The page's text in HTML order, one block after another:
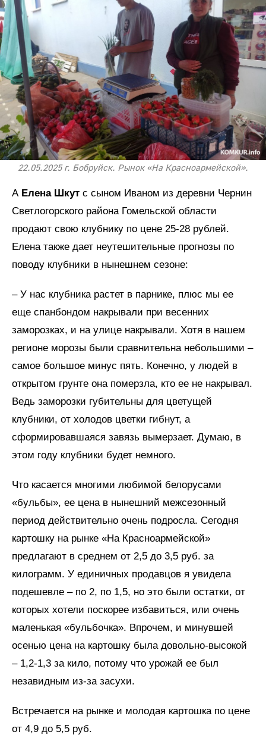
22.05.2025 г. Бобруйск. Рынок «На Красноармейской».
А Елена Шкут с сыном Иваном из деревни Чернин
Светлогорского района Гомельской области
продают свою клубнику по цене 25-28 рублей.
Елена также дает неутешительные прогнозы по
поводу клубники в нынешнем сезоне:
– У нас клубника растет в парнике, плюс мы ее
еще спанбондом накрывали при весенних
заморозках, и на улице накрывали. Хотя в нашем
регионе морозы были сравнительна небольшими –
самое большое минус пять. Конечно, у людей в
открытом грунте она померзла, кто ее не накрывал.
Ведь заморозки губительны для цветущей
клубники, от холодов цветки гибнут, а
сформировавшаяся завязь вымерзает. Думаю, в
этом году клубники будет немного.
Что касается многими любимой белорусами
«бульбы», ее цена в нынешний межсезонный
период действительно очень подросла. Сегодня
картошку на рынке «На Красноармейской»
предлагают в среднем от 2,5 до 3,5 руб. за
килограмм. У единичных продавцов я увидела
подешевле – по 2, по 1,5, но это были остатки, от
которых хотели поскорее избавиться, или очень
маленькая «бульбочка». Впрочем, и минувшей
осенью цена на картошку была довольно-высокой
– 1,2-1,3 за кило, потому что урожай ее был
незавидным из-за засухи.
Встречается на рынке и молодая картошка по цене
от 4,9 до 5,5 руб.